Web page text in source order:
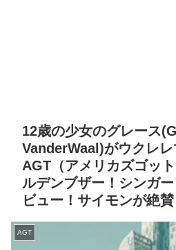
12歳の少女のグレース
VanderWaal)がウクレ
AGT（アメリカズゴッ
ルデンブザー！シンガ
ビュー！サイモンが絶賛
AGT